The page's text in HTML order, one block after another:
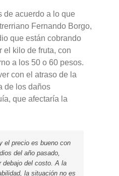
de acuerdo a lo que
Fernando Borgo,
que están cobrando
el kilo de fruta, con
a los 50 o 60 pesos.
con el atraso de la
de los daños
que afectaría la
el precio es bueno con
del año pasado,
debajo del costo. A la
la situación no es